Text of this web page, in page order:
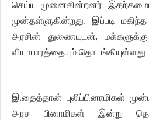
செய்ய முனைகின்றனர்.
முன்தள்ளுகின்றது. இப்படி மகிந்த
அரசின் துணையுடன்,
வியாபாரத்தையும் தொடங்கியுள்ளது.
இ;தைத்தான் புலிப்பினாமிகள்
அரச பினாமிகள் இன்று